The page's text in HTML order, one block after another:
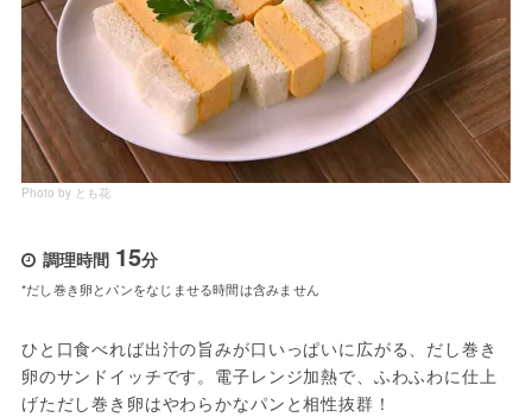
Photo by とも花
調理時間 15分
*だし巻き卵とパンをなじませる時間は含みません
ひと口食べれば出汁の旨みが口いっぱいに広がる、だし巻き
卵のサンドイッチです。電子レンジ加熱で、ふわふわに仕上
げただし巻き卵はやわらかなパンと相性抜群！